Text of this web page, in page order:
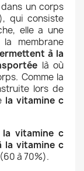
un corps
qui consiste
elle a une
membrane
à la
là où
Comme la
lors de
la vitamine c
la vitamine c
la vitamine c
(60 à 70%).